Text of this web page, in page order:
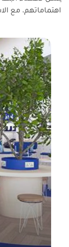
اهتماماتهم، مع